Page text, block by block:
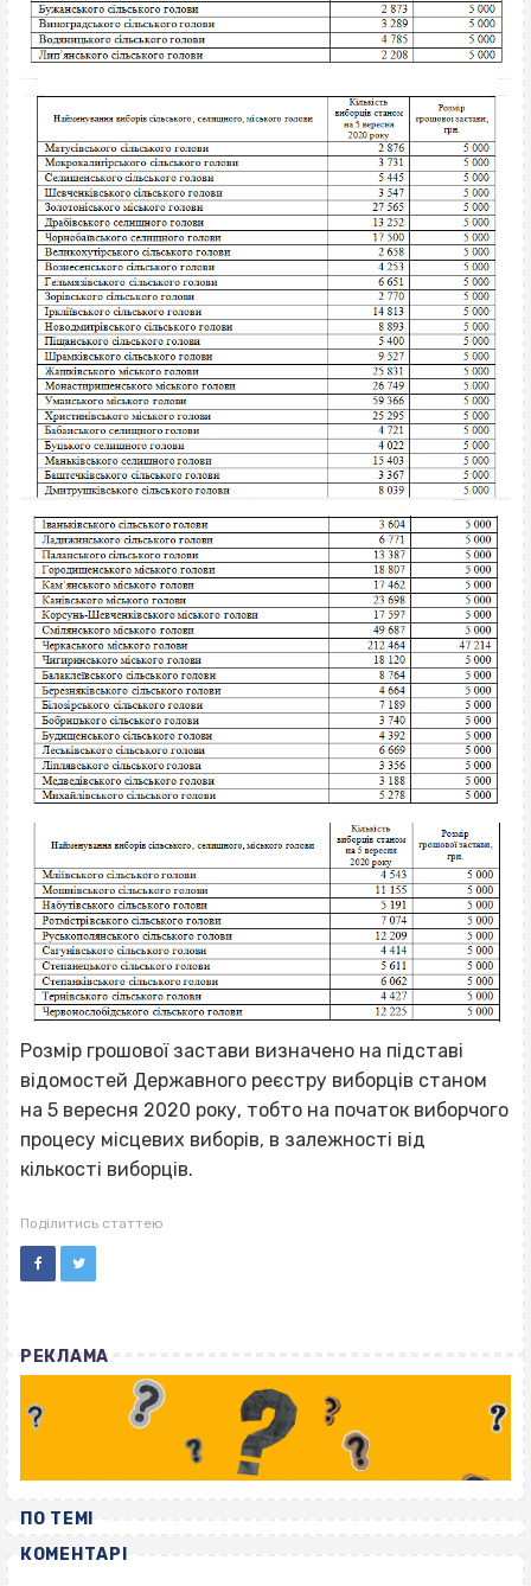
Розмір грошової застави визначено на підставі
відомостей Державного реєстру виборців станом
на 5 вересня 2020 року, тобто на початок виборчого
процесу місцевих виборів, в залежності від
кількості виборців.
Поділитись статтею
РЕКЛАМА
ПО ТЕМІ
КОМЕНТАРІ